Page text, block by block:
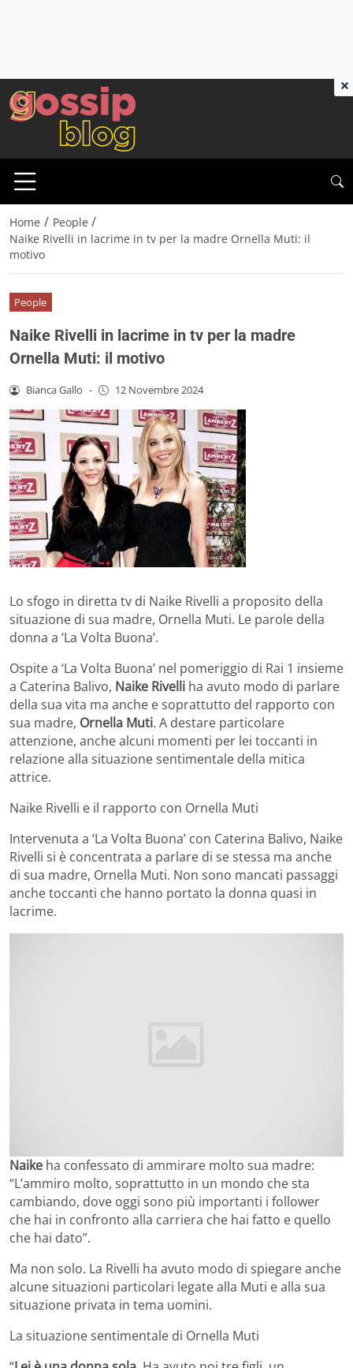
Home / People /
Naike Rivelli in lacrime in tv per la madre Ornella Muti: il
motivo
People
Naike Rivelli in lacrime in tv per la madre
Ornella Muti: il motivo
Bianca Gallo - 12 Novembre 2024
Lo sfogo in diretta tv di Naike Rivelli a proposito della
situazione di sua madre, Ornella Muti. Le parole della
donna a ‘La Volta Buona’.
Ospite a ‘La Volta Buona’ nel pomeriggio di Rai 1 insieme
a Caterina Balivo, Naike Rivelli ha avuto modo di parlare
della sua vita ma anche e soprattutto del rapporto con
sua madre, Ornella Muti. A destare particolare
attenzione, anche alcuni momenti per lei toccanti in
relazione alla situazione sentimentale della mitica
attrice.
Naike Rivelli e il rapporto con Ornella Muti
Intervenuta a ‘La Volta Buona’ con Caterina Balivo, Naike
Rivelli si è concentrata a parlare di se stessa ma anche
di sua madre, Ornella Muti. Non sono mancati passaggi
anche toccanti che hanno portato la donna quasi in
lacrime.
Naike ha confessato di ammirare molto sua madre:
“L’ammiro molto, soprattutto in un mondo che sta
cambiando, dove oggi sono più importanti i follower
che hai in confronto alla carriera che hai fatto e quello
che hai dato”.
Ma non solo. La Rivelli ha avuto modo di spiegare anche
alcune situazioni particolari legate alla Muti e alla sua
situazione privata in tema uomini.
La situazione sentimentale di Ornella Muti
×